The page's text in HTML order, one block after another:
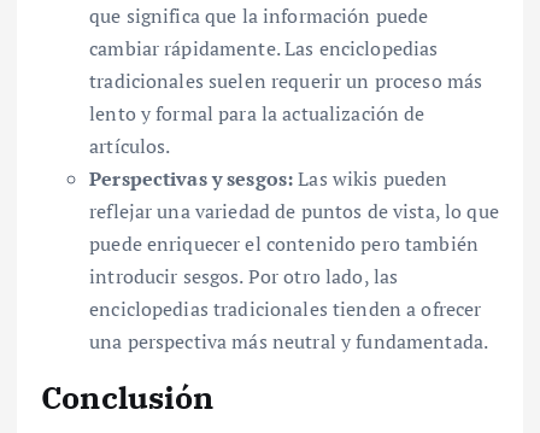
que significa que la información puede
cambiar rápidamente. Las enciclopedias
tradicionales suelen requerir un proceso más
lento y formal para la actualización de
artículos.
Perspectivas y sesgos:Las wikis pueden
reflejar una variedad de puntos de vista, lo que
puede enriquecer el contenido pero también
introducir sesgos. Por otro lado, las
enciclopedias tradicionales tienden a ofrecer
una perspectiva más neutral y fundamentada.
Conclusión